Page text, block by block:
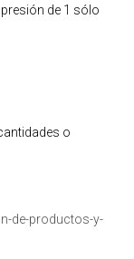
de 1 sólo
o
de-productos-y-